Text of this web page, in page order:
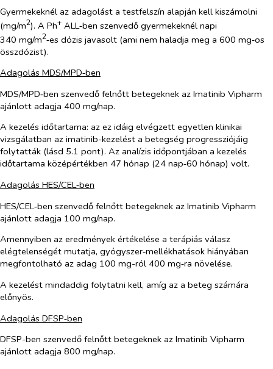
Gyermekeknél az adagolást a testfelszín alapján kell kiszámolni
(mg/m2). A Ph+ ALL‑ben szenvedő gyermekeknél napi
340 mg/m2‑es dózis javasolt (ami nem haladja meg a 600 mg‑os
összdózist).
Adagolás MDS/MPD‑ben
MDS/MPD‑ben szenvedő felnőtt betegeknek az Imatinib Vipharm
ajánlott adagja 400 mg/nap.
A kezelés időtartama: az ez idáig elvégzett egyetlen klinikai
vizsgálatban az imatinib-kezelést a betegség progressziójáig
folytatták (lásd 5.1 pont). Az analízis időpontjában a kezelés
időtartama középértékben 47 hónap (24 nap‑60 hónap) volt.
Adagolás HES/CEL‑ben
HES/CEL‑ben szenvedő felnőtt betegeknek az Imatinib Vipharm
ajánlott adagja 100 mg/nap.
Amennyiben az eredmények értékelése a terápiás válasz
elégtelenségét mutatja, gyógyszer‑mellékhatások hiányában
megfontolható az adag 100 mg-ról 400 mg‑ra növelése.
A kezelést mindaddig folytatni kell, amíg az a beteg számára
előnyös.
Adagolás DFSP‑ben
DFSP-ben szenvedő felnőtt betegeknek az Imatinib Vipharm
ajánlott adagja 800 mg/nap.